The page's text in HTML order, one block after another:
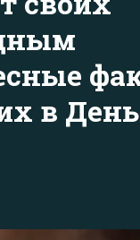
в День